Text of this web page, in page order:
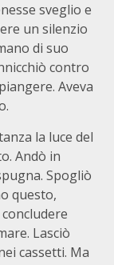
sveglio e
un silenzio
di suo
contro
Aveva
la luce del
Andò in
Spogliò
questo,
Lasciò
cassetti. Ma